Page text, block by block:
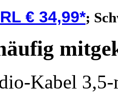
€ 34,99*;
Kabel